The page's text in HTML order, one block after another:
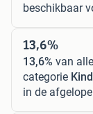
beschikbaar
13,6%
13,6% van alle
categorie
in de